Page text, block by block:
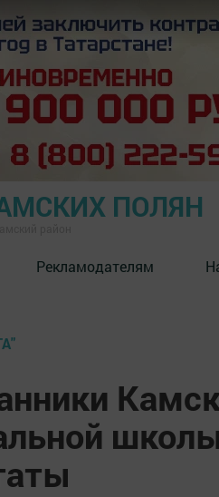
ПОЛЯН
Рекламодателям